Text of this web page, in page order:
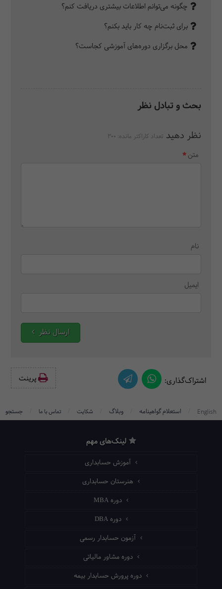
چگونه می‌توانم اطلاعات بیشتری دریافت کنم؟
برای ثبت‌نام چه کار باید بکنم؟
محل برگزاری دوره‌های آموزشی کجاست؟
بحث و تبادل نظر
نظر دهید تعداد کاراکتر مانده: 300
متن
نام
ایمیل
ارسال نظر
اشتراک‌گذاری: پرینت‌
English استعلام گواهینامه وبلاگ شکایت تماس با ما جستجو
لینک‌های مهم
آموزش حسابداری
هنرستان حسابداری
دوره MBA
دوره DBA
آزمون حسابدار رسمی
دوره مشاور مالیاتی
دوره پرورش حسابدار بیمه